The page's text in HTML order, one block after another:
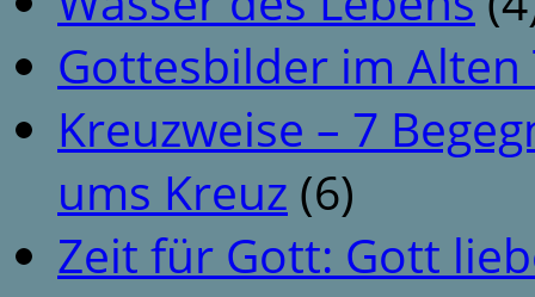
Gottesbilder im
Kreuzweise – 7
ums Kreuz (6)
Zeit für Gott: Gott